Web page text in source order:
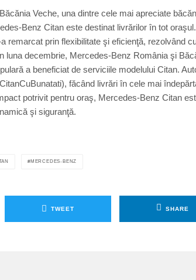
Veche, una dintre cele mai apreciate
Benz Citan este destinat livrărilor în tot
remarcat prin flexibilitate şi eficienţă, rezolvând
luna decembrie, Mercedes-Benz România şi
a beneficiat de serviciile modelului Citan.
făcând livrări în cele mai
potrivit pentru oraş, Mercedes-Benz Citan
şi siguranţă.
MERCEDES-BENZ
TWEET SHARE